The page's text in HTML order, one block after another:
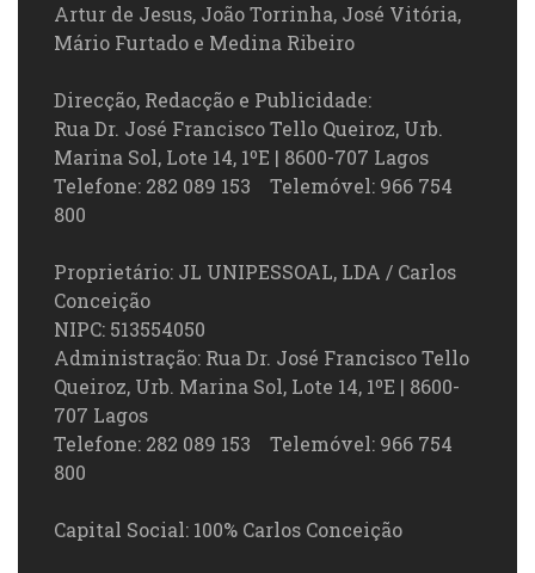
Artur de Jesus, João Torrinha, José Vitória,
Mário Furtado e Medina Ribeiro
Direcção, Redacção e Publicidade:
Rua Dr. José Francisco Tello Queiroz, Urb.
Marina Sol, Lote 14, 1ºE | 8600-707 Lagos
Telefone: 282 089 153 Telemóvel: 966 754
800
Proprietário: JL UNIPESSOAL, LDA / Carlos
Conceição
NIPC: 513554050
Administração: Rua Dr. José Francisco Tello
Queiroz, Urb. Marina Sol, Lote 14, 1ºE | 8600-
707 Lagos
Telefone: 282 089 153 Telemóvel: 966 754
800
Capital Social: 100% Carlos Conceição